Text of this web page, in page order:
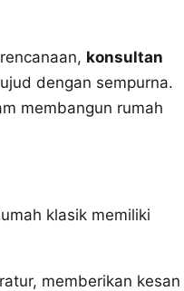
konsultan
dengan sempurna.
membangun rumah
klasik memiliki
memberikan kesan